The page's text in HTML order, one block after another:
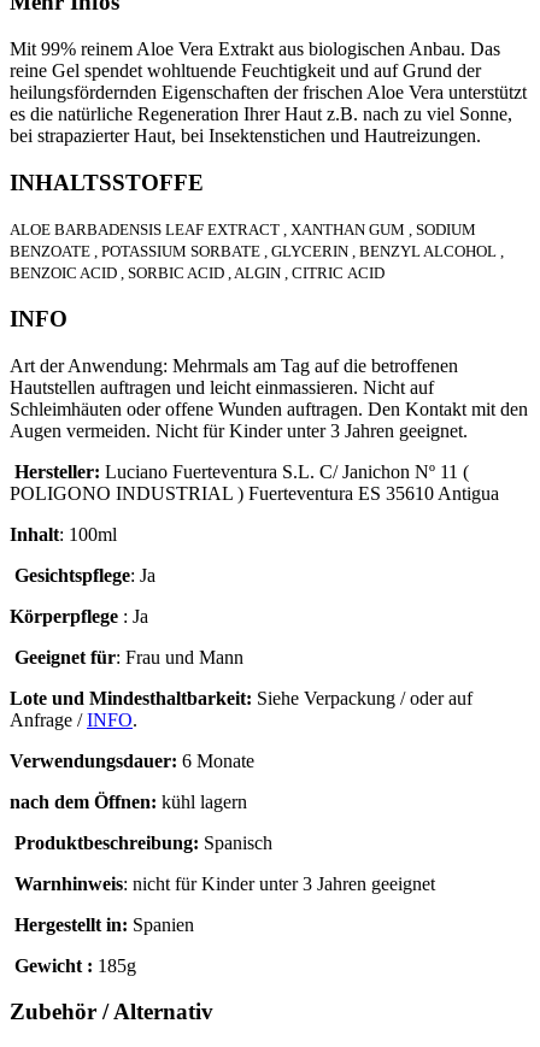
Mit 99% reinem Aloe Vera Extrakt aus biologischen Anbau. Das
reine Gel spendet wohltuende Feuchtigkeit und auf Grund der
heilungsfördernden Eigenschaften der frischen Aloe Vera unterstützt
es die natürliche Regeneration Ihrer Haut z.B. nach zu viel Sonne,
bei strapazierter Haut, bei Insektenstichen und Hautreizungen.
INHALTSSTOFFE
ALOE BARBADENSIS LEAF EXTRACT , XANTHAN GUM , SODIUM
BENZOATE , POTASSIUM SORBATE , GLYCERIN , BENZYL ALCOHOL ,
BENZOIC ACID , SORBIC ACID , ALGIN , CITRIC ACID
INFO
Art der Anwendung: Mehrmals am Tag auf die betroffenen
Hautstellen auftragen und leicht einmassieren. Nicht auf
Schleimhäuten oder offene Wunden auftragen. Den Kontakt mit den
Augen vermeiden. Nicht für Kinder unter 3 Jahren geeignet.
Hersteller: Luciano Fuerteventura S.L. C/ Janichon Nº 11 (
POLIGONO INDUSTRIAL ) Fuerteventura ES 35610 Antigua
Inhalt: 100ml
Gesichtspflege: Ja
Körperpflege : Ja
Geeignet für: Frau und Mann
Lote und Mindesthaltbarkeit: Siehe Verpackung / oder auf
Anfrage /INFO.
Verwendungsdauer: 6 Monate
nach dem Öffnen: kühl lagern
Produktbeschreibung: Spanisch
Warnhinweis: nicht für Kinder unter 3 Jahren geeignet
Hergestellt in: Spanien
Gewicht : 185g
Zubehör / Alternativ